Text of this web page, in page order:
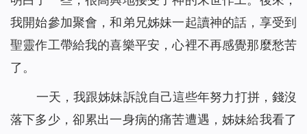
我開始參加聚會，和弟兄姊妹一起讀神的話，享受到
聖靈作工帶給我的喜樂平安，心裡不再感覺那麼愁苦
了。
一天，我跟姊妹訴說自己這些年努力打拼，錢沒
落下多少，卻累出一身病的痛苦遭遇，姊妹給我看了